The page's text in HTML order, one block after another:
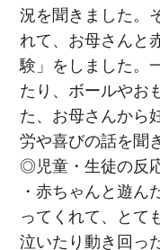
況を聞きました。
れて、お母さんと
験」をしました。
たり、ボールやお
た、お母さんから
労や喜びの話を聞
◎児童・生徒の反
・赤ちゃんと遊ん
ってくれて、とて
泣いたり動き回っ